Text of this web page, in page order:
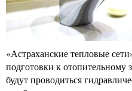
«Астраханские тепловые
подготовки к отопительному
будут проводиться